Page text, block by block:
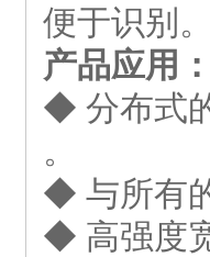
便于识别
产品应用
◆ 分布式
。
◆ 与所有
◆ 高强度